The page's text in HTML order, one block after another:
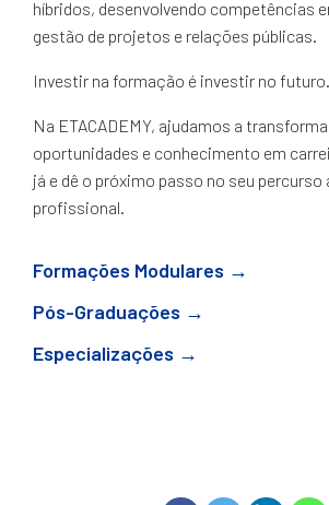
híbridos, desenvolvendo competências
gestão de projetos e relações públicas.
Investir na formação é investir no futuro.
Na ETACADEMY, ajudamos a
oportunidades e conhecimento em
já e dê o próximo passo no seu percurso
profissional.
Formações Modulares →
Pós-Graduações →
Especializações →